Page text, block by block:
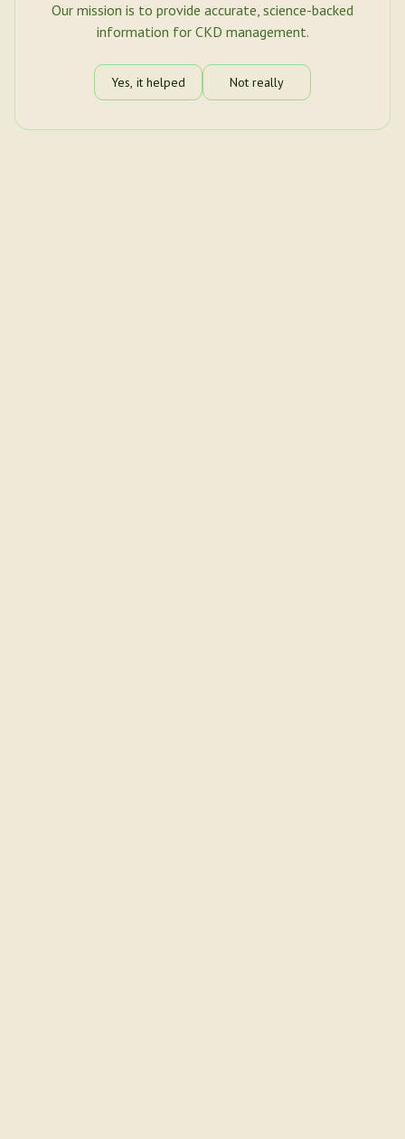
Our mission is to provide accurate, science-backed
information for CKD management.
Yes, it helped Not really